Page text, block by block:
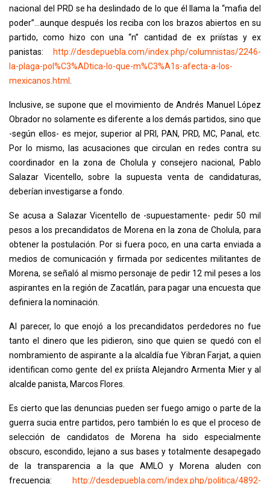
nacional del PRD se ha deslindado de lo que él llama la “mafia del
poder”…aunque después los reciba con los brazos abiertos en su
partido, como hizo con una “n” cantidad de ex priístas y ex
panistas:
http://desdepuebla.com/index.php/columnistas/2246-
la-plaga-pol%C3%ADtica-lo-que-m%C3%A1s-afecta-a-los-
mexicanos.html .
Inclusive, se supone que el movimiento de Andrés Manuel López
Obrador no solamente es diferente a los demás partidos, sino que
-según ellos- es mejor, superior al PRI, PAN, PRD, MC, Panal, etc.
Por lo mismo, las acusaciones que circulan en redes contra su
coordinador en la zona de Cholula y consejero nacional, Pablo
Salazar Vicentello, sobre la supuesta venta de candidaturas,
deberían investigarse a fondo.
Se acusa a Salazar Vicentello de -supuestamente- pedir 50 mil
pesos a los precandidatos de Morena en la zona de Cholula, para
obtener la postulación. Por si fuera poco, en una carta enviada a
medios de comunicación y firmada por sedicentes militantes de
Morena, se señaló al mismo personaje de pedir 12 mil peses a los
aspirantes en la región de Zacatlán, para pagar una encuesta que
definiera la nominación.
Al parecer, lo que enojó a los precandidatos perdedores no fue
tanto el dinero que les pidieron, sino que quien se quedó con el
nombramiento de aspirante a la alcaldía fue Yibran Farjat, a quien
identifican como gente del ex priísta Alejandro Armenta Mier y al
alcalde panista, Marcos Flores.
Es cierto que las denuncias pueden ser fuego amigo o parte de la
guerra sucia entre partidos, pero también lo es que el proceso de
selección de candidatos de Morena ha sido especialmente
obscuro, escondido, lejano a sus bases y totalmente desapegado
de la transparencia a la que AMLO y Morena aluden con
frecuencia:
http://desdepuebla.com/index.php/politica/4892-